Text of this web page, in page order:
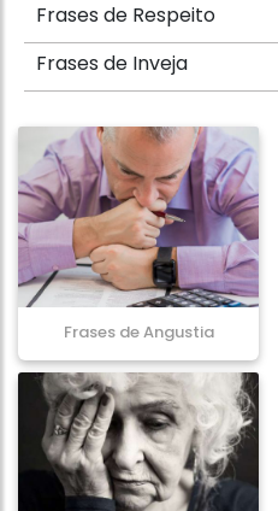
Frases de Respeito
Frases de Inveja
Frases de Angustia